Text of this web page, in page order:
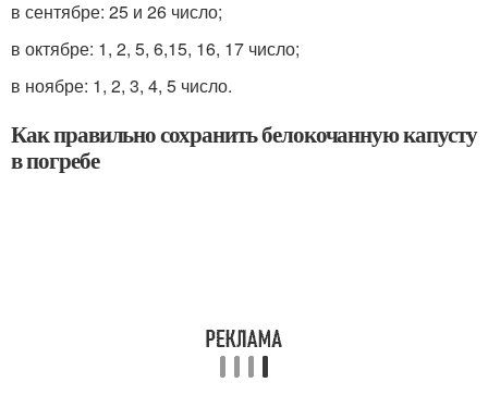
в сентябре: 25 и 26 число;
в октябре: 1, 2, 5, 6,15, 16, 17 число;
в ноябре: 1, 2, 3, 4, 5 число.
Как правильно сохранить белокочанную капусту
в погребе